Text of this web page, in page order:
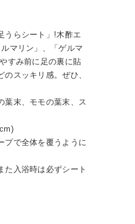
うらシート」!木酢エ
マリン」、「ゲルマ
すみ前に足の裏に貼
スッキリ感。ぜひ、
葉末、モモの葉末、ス
プで全体を覆うように
入浴時は必ずシート